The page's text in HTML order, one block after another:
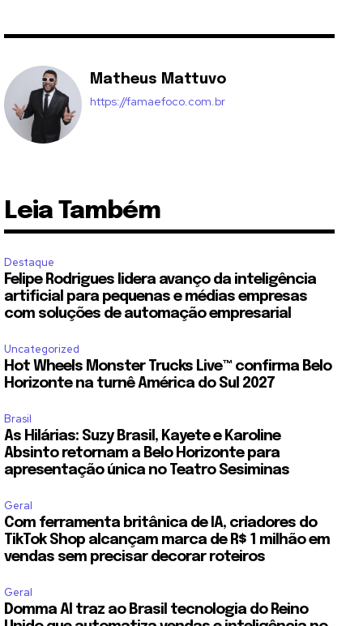
Matheus Mattuvo
https://famaefoco.com.br
Leia Também
Destaque
Felipe Rodrigues lidera avanço da inteligência
artificial para pequenas e médias empresas
com soluções de automação empresarial
Uncategorized
Hot Wheels Monster Trucks Live™ confirma Belo
Horizonte na turnê América do Sul 2027
Brasil
As Hilárias: Suzy Brasil, Kayete e Karoline
Absinto retornam a Belo Horizonte para
apresentação única no Teatro Sesiminas
Geral
Com ferramenta britânica de IA, criadores do
TikTok Shop alcançam marca de R$ 1 milhão em
vendas sem precisar decorar roteiros
Geral
Domma AI traz ao Brasil tecnologia do Reino